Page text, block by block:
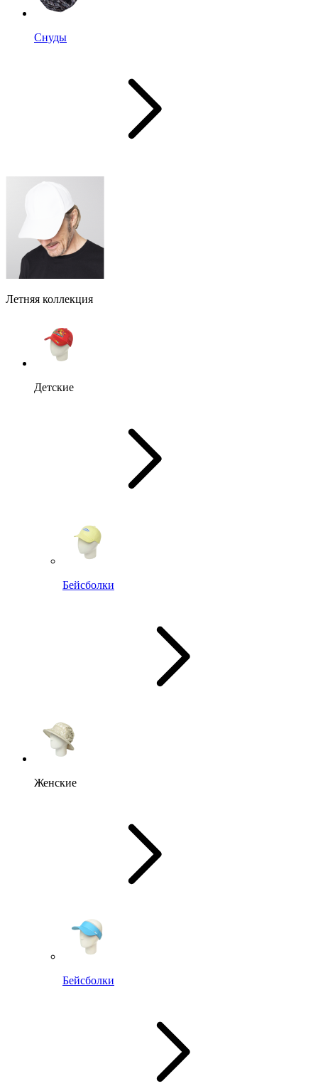
Снуды
Летняя коллекция
Детские
Бейсболки
Женские
Бейсболки